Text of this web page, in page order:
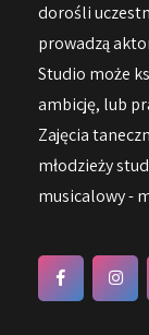
dorośli
prowadzą
Studio może
ambicję, lub
Zajęcia
młodzieży
musicalowy -